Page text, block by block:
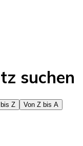
suchen
Z Von Z bis A